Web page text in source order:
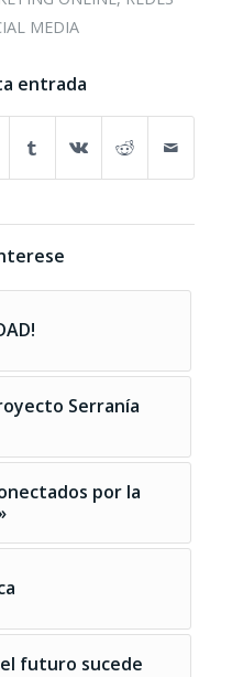
MEDIA
entrada
Serranía
por la
futuro sucede